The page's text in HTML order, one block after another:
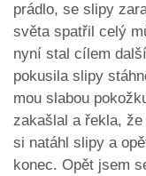
prádlo, se slipy
světa spatřil celý
nyní stal cílem
pokusila slipy
mou slabou
zakašlal a řekla,
si natáhl slipy a
konec. Opět jsem